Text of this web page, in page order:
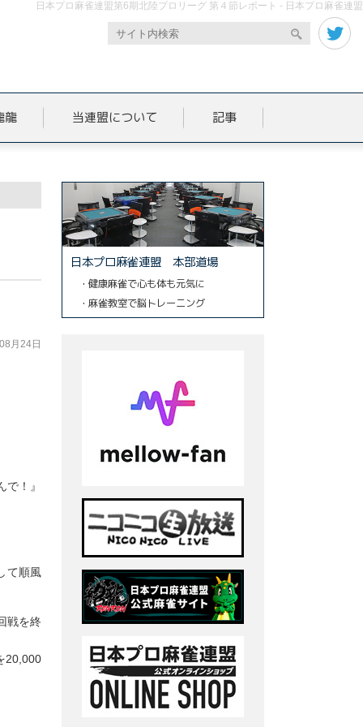
日本プロ麻雀連盟第6期北陸プロリーグ 第４節レポート - 日本プロ麻雀連盟
龍 当連盟について 記事
月24日
！』
て順風
戦を終
20,000
日本プロ麻雀連盟 本部道場
・健康麻雀で心も体も元気に
・麻雀教室で脳トレーニング